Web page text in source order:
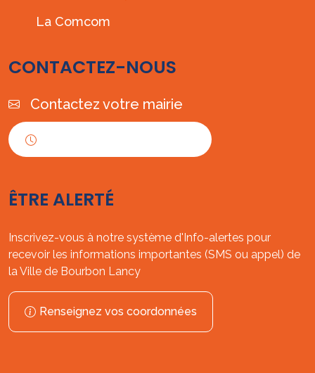
La Comcom
CONTACTEZ-NOUS
Contactez votre mairie
ÊTRE ALERTÉ
Inscrivez-vous à notre système d'Info-alertes pour
recevoir les informations importantes (SMS ou appel) de
la Ville de Bourbon Lancy
Renseignez vos coordonnées